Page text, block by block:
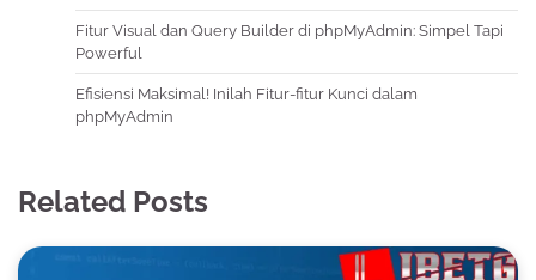
Fitur Visual dan Query Builder di phpMyAdmin: Simpel Tapi
Powerful
Efisiensi Maksimal! Inilah Fitur-fitur Kunci dalam
phpMyAdmin
Related Posts